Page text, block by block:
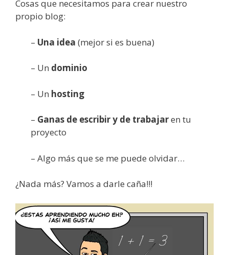
Cosas que necesitamos para crear nuestro
propio blog:
– Una idea (mejor si es buena)
– Un dominio
– Un hosting
– Ganas de escribir y de trabajaren tu
proyecto
– Algo más que se me puede olvidar…
¿Nada más? Vamos a darle caña!!!